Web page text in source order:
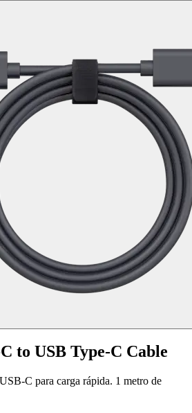
to USB Type-C Cable
C para carga rápida. 1 metro de